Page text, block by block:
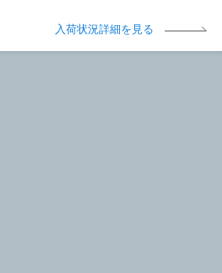
入荷状況詳細を見る